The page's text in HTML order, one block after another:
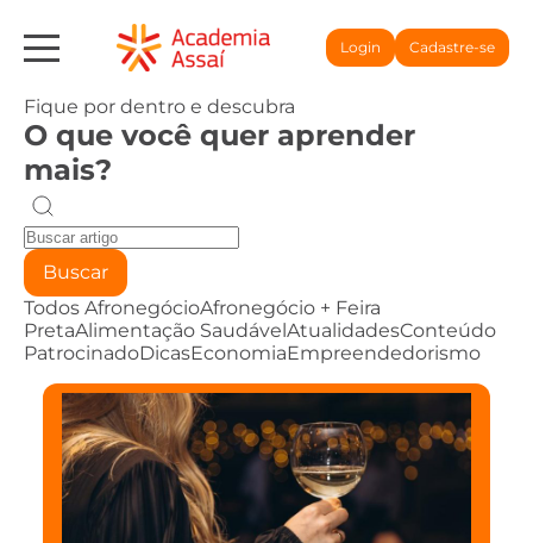
Login Cadastre-se
Fique por dentro e descubra
O que você quer aprender
mais?
Buscar
Todos AfronegócioAfronegócio + Feira
PretaAlimentação SaudávelAtualidadesConteúdo
PatrocinadoDicasEconomiaEmpreendedorismo